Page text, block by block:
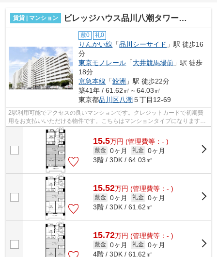
賃貸 | マンション ビレッジハウス品川八潮タワー１号棟
敷0 礼0
りんかい線 「品川シーサイド 」駅 徒歩16
分
東京モノレール 「大井競馬場前 」駅 徒歩
18分
京急本線 「鮫洲 」駅 徒歩22分
築41年 / 61.62㎡～64.03㎡
東京都品川区八潮 ５丁目12-69
2駅利用可能でアクセスの良いマンションです。クレジットカードで初期費
用をお支払いいただける物件です。こちらはマンションタイプになります。
通風良好の涼しく気持ちの良い空間をご...
15.5万円 (管理費等：- )
敷金 0ヶ月 礼金 0ヶ月
3階 / 3DK / 64.03㎡
15.52万円 (管理費等：- )
敷金 0ヶ月 礼金 0ヶ月
3階 / 3DK / 61.62㎡
15.72万円 (管理費等：- )
敷金 0ヶ月 礼金 0ヶ月
4階 / 3DK / 61.62㎡